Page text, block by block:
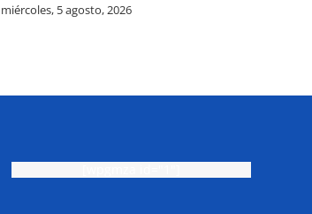
miércoles, 5 agosto, 2026